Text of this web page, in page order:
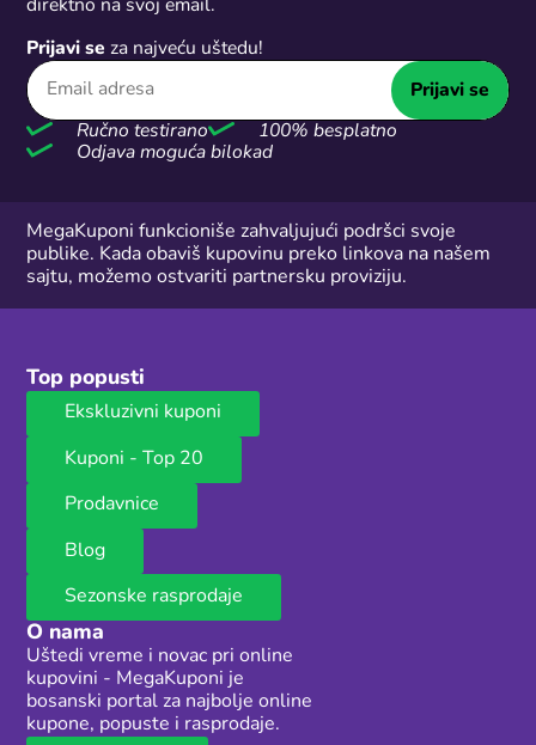
direktno na svoj email.
Prijavi se za najveću uštedu!
Prijavi se
Ručno testirano
100% besplatno
Odjava moguća bilokad
MegaKuponi funkcioniše zahvaljujući podršci svoje
publike. Kada obaviš kupovinu preko linkova na našem
sajtu, možemo ostvariti partnersku proviziju.
Top popusti
Ekskluzivni kuponi
Kuponi - Top 20
Prodavnice
Blog
Sezonske rasprodaje
O nama
Uštedi vreme i novac pri online
kupovini - MegaKuponi je
bosanski portal za najbolje online
kupone, popuste i rasprodaje.